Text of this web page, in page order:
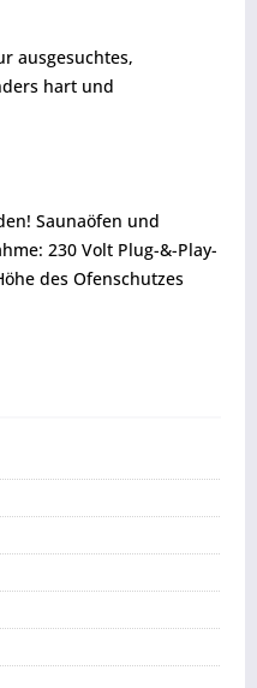
ausgesuchtes,
hart und
Saunaöfen und
230 Volt Plug-&-Play-
des Ofenschutzes